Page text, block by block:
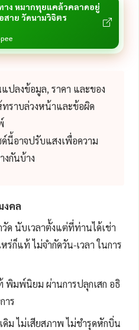
าง หมากทุยแคล้วคลาดอยู่
สาย วัดนามวิจิตร
ปลงข้อมูล, ราคา และของ
ราบล่วงหน้าและข้อผิด
นี้อาจปรับแสงเพื่อความ
งกันบ้าง
งคล
ด นับเวลาตั้งแต่ที่ท่านได้เช่า
ก็แท้ ไม่จำกัดวัน-เวลา ในการ
พิมพ์นิยม ผ่านการปลุกเสก อธิ
าร
ม ไม่เสียสภาพ ไม่ชำรุดหักบิ่น